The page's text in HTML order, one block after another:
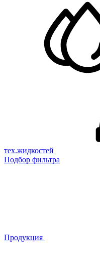
тех.жидкостей
Подбор фильтра
Продукция